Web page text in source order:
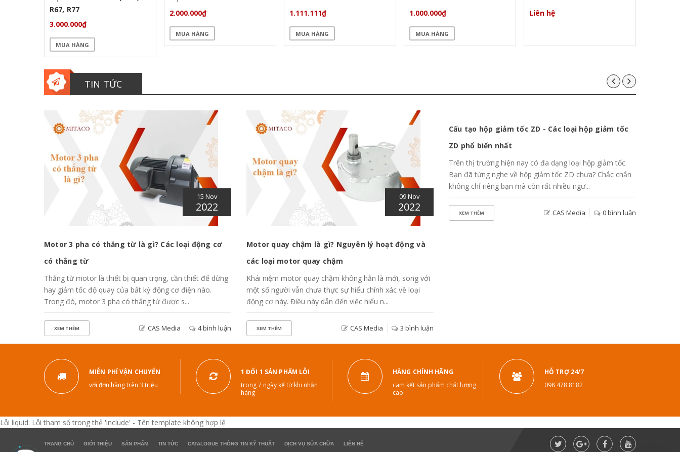
R67, R77
3.000.000₫
MUA HÀNG
2.000.000₫
MUA HÀNG
1.111.111₫
MUA HÀNG
1.000.000₫
MUA HÀNG
Liên hệ
TIN TỨC
15 Nov
2022
Motor 3 pha có thắng từ là gì? Các loại động cơ
có thắng từ
Thắng từ motor là thiết bị quan trọng, cần thiết để dừng
hay giảm tốc độ quay của bất kỳ động cơ điện nào.
Trong đó, motor 3 pha có thắng từ được s...
CAS Media 4 bình luận
XEM THÊM
09 Nov
2022
Motor quay chậm là gì? Nguyên lý hoạt động và
các loại motor quay chậm
Khái niệm motor quay chậm không hẳn là mới, song với
một số người vẫn chưa thực sự hiểu chính xác về loại
động cơ này. Điều này dẫn đến việc hiểu n...
CAS Media 3 bình luận
XEM THÊM
2022
MIỄN PHÍ VẬN CHUYỂN
với đơn hàng trên 3 triệu
1 ĐỔI 1 SẢN PHẨM LỖI
trong 7 ngày kể từ khi nhận
hàng
HÀNG CHÍNH HÃNG
cam kết sản phẩm chất lượng
cao
HỖ TRỢ 24/7
098 478 8182
Lỗi liquid: Lỗi tham số trong thẻ 'include' - Tên template không hợp lệ
TRANG CHỦ GIỚI THIỆU SẢN PHẨM TIN TỨC CATALOGUE THÔNG TIN KỸ THUẬT DỊCH VỤ SỬA CHỮA LIÊN HỆ